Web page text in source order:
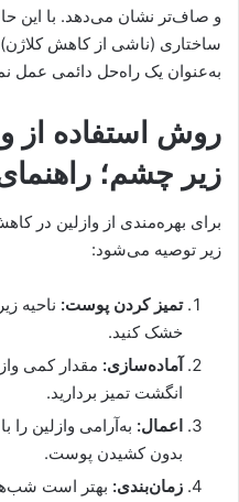
و صاف‌تر نشان می‌دهد. با این
ساختاری (ناشی از کاهش
به‌عنوان یک راه‌حل دائمی عمل
روش استفاده از
زیر چشم؛
برای بهره‌مندی از وازلین در
زیر توصیه می‌شود:
تمیز کردن پوست: ناحیه
خشک کنید.
آماده‌سازی: مقدار کمی
انگشت تمیز بردارید.
اعمال: به‌آرامی وازلین
بدون کشیدن پوست.
زمان‌بندی: بهتر است